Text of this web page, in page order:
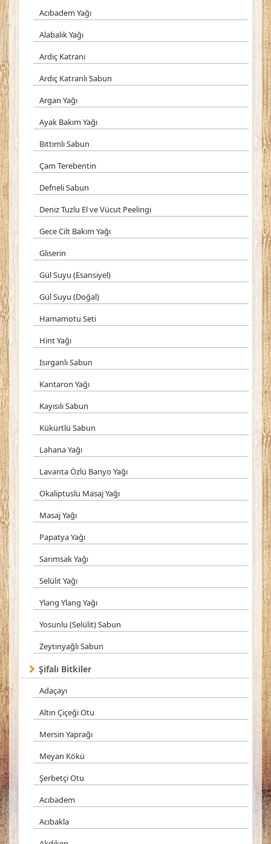
Acıbadem Yağı
Alabalık Yağı
Ardıç Katranı
Ardıç Katranlı Sabun
Argan Yağı
Ayak Bakım Yağı
Bıttımlı Sabun
Çam Terebentin
Defneli Sabun
Deniz Tuzlu El ve Vücut Peelingi
Gece Cilt Bakım Yağı
Gliserin
Gül Suyu (Esansiyel)
Gül Suyu (Doğal)
Hamamotu Seti
Hint Yağı
Isırganlı Sabun
Kantaron Yağı
Kayısılı Sabun
Kükürtlü Sabun
Lahana Yağı
Lavanta Özlü Banyo Yağı
Okaliptuslu Masaj Yağı
Masaj Yağı
Papatya Yağı
Sarımsak Yağı
Selülit Yağı
Ylang Ylang Yağı
Yosunlu (Selülit) Sabun
Zeytinyağlı Sabun
Şifalı Bitkiler
Adaçayı
Altın Çiçeği Otu
Mersin Yaprağı
Meyan Kökü
Şerbetçi Otu
Acıbadem
Acıbakla